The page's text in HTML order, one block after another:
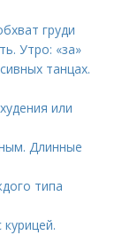
груди
Утро: «за»
танцах.
или
Длинные
типа